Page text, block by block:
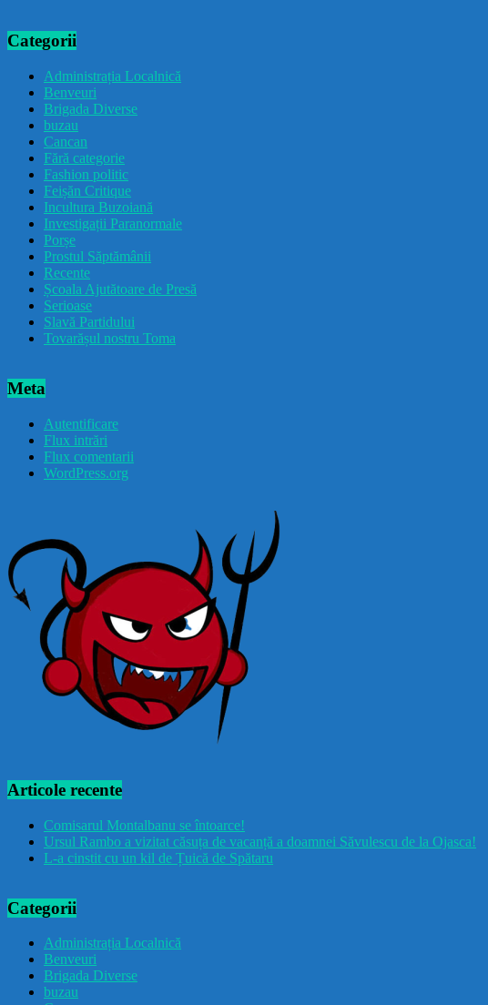
Categorii
Administrația Localnică
Benveuri
Brigada Diverse
buzau
Cancan
Fără categorie
Fashion politic
Feișăn Critique
Incultura Buzoiană
Investigații Paranormale
Porșe
Prostul Săptămânii
Recente
Școala Ajutătoare de Presă
Serioase
Slavă Partidului
Tovarășul nostru Toma
Meta
Autentificare
Flux intrări
Flux comentarii
WordPress.org
Articole recente
Comisarul Montalbanu se întoarce!
Ursul Rambo a vizitat căsuța de vacanță a doamnei Săvulescu de la Ojasca!
L-a cinstit cu un kil de Țuică de Spătaru
Categorii
Administrația Localnică
Benveuri
Brigada Diverse
buzau